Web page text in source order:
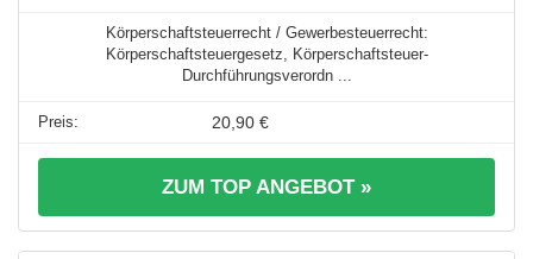
Körperschaftsteuerrecht / Gewerbesteuerrecht:
Körperschaftsteuergesetz, Körperschaftsteuer-
Durchführungsverordn ...
20,90 €
ZUM TOP ANGEBOT »